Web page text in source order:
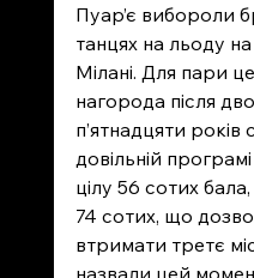
Пуар’є вибороли
танцях на льоду на
Мілані. Для пари
нагорода після
п’ятнадцяти років
довільній
цілу 56 сотих
74 сотих, що
втримати третє